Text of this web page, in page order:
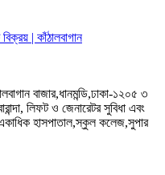
| কাঁঠালবাগান
লিফট ও জেনারেটর সুবিধা এবং
হাসপাতাল,স্কুল কলেজ,সুপার